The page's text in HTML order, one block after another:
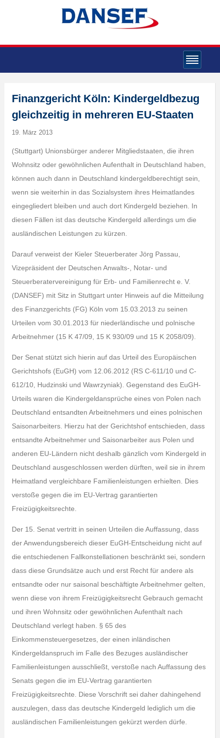
Finanzgericht Köln: Kindergeldbezug
gleichzeitig in mehreren EU-Staaten
19. März 2013
(Stuttgart) Unionsbürger anderer Mitgliedstaaten, die ihren
Wohnsitz oder gewöhnlichen Aufenthalt in Deutschland haben,
können auch dann in Deutschland kindergeldberechtigt sein,
wenn sie weiterhin in das Sozialsystem ihres Heimatlandes
eingegliedert bleiben und auch dort Kindergeld beziehen. In
diesen Fällen ist das deutsche Kindergeld allerdings um die
ausländischen Leistungen zu kürzen.
Darauf verweist der Kieler Steuerberater Jörg Passau,
Vizepräsident der Deutschen Anwalts-, Notar- und
Steuerberatervereinigung für Erb- und Familienrecht e. V.
(DANSEF) mit Sitz in Stuttgart unter Hinweis auf die Mitteilung
des Finanzgerichts (FG) Köln vom 15.03.2013 zu seinen
Urteilen vom 30.01.2013 für niederländische und polnische
Arbeitnehmer (15 K 47/09, 15 K 930/09 und 15 K 2058/09).
Der Senat stützt sich hierin auf das Urteil des Europäischen
Gerichtshofs (EuGH) vom 12.06.2012 (RS C-611/10 und C-
612/10, Hudzinski und Wawrzyniak). Gegenstand des EuGH-
Urteils waren die Kindergeldansprüche eines von Polen nach
Deutschland entsandten Arbeitnehmers und eines polnischen
Saisonarbeiters. Hierzu hat der Gerichtshof entschieden, dass
entsandte Arbeitnehmer und Saisonarbeiter aus Polen und
anderen EU-Ländern nicht deshalb gänzlich vom Kindergeld in
Deutschland ausgeschlossen werden dürften, weil sie in ihrem
Heimatland vergleichbare Familienleistungen erhielten. Dies
verstoße gegen die im EU-Vertrag garantierten
Freizügigkeitsrechte.
Der 15. Senat vertritt in seinen Urteilen die Auffassung, dass
der Anwendungsbereich dieser EuGH-Entscheidung nicht auf
die entschiedenen Fallkonstellationen beschränkt sei, sondern
dass diese Grundsätze auch und erst Recht für andere als
entsandte oder nur saisonal beschäftigte Arbeitnehmer gelten,
wenn diese von ihrem Freizügigkeitsrecht Gebrauch gemacht
und ihren Wohnsitz oder gewöhnlichen Aufenthalt nach
Deutschland verlegt haben. § 65 des
Einkommensteuergesetzes, der einen inländischen
Kindergeldanspruch im Falle des Bezuges ausländischer
Familienleistungen ausschließt, verstoße nach Auffassung des
Senats gegen die im EU-Vertrag garantierten
Freizügigkeitsrechte. Diese Vorschrift sei daher dahingehend
auszulegen, dass das deutsche Kindergeld lediglich um die
ausländischen Familienleistungen gekürzt werden dürfe.